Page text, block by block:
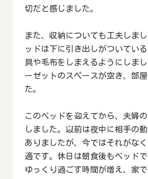
切だと感じました。
また、収納についても工夫しま
ッドは下に引き出しがついてい
具や毛布をしまえるようにしま
ーゼットのスペースが空き、部
た。
このベッドを迎えてから、夫婦
しました。以前は夜中に相手の
ありましたが、今ではそれがな
適です。休日は朝食後もベッド
ゆっくり過ごす時間が増え、家